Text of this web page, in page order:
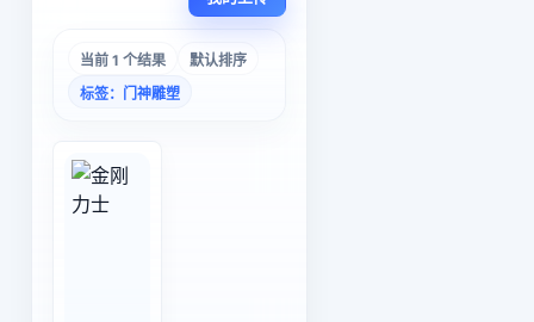
当前 1 个结果
默认排序
标签：门神雕塑